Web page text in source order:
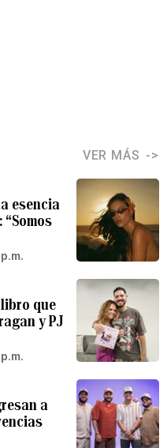
VER MÁS
esencia
que
y PJ
a